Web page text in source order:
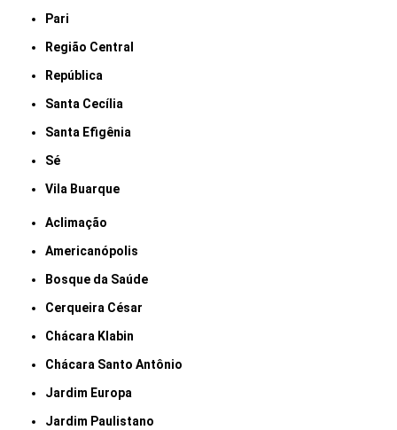
Pari
Região Central
República
Santa Cecília
Santa Efigênia
Sé
Vila Buarque
Aclimação
Americanópolis
Bosque da Saúde
Cerqueira César
Chácara Klabin
Chácara Santo Antônio
Jardim Europa
Jardim Paulistano